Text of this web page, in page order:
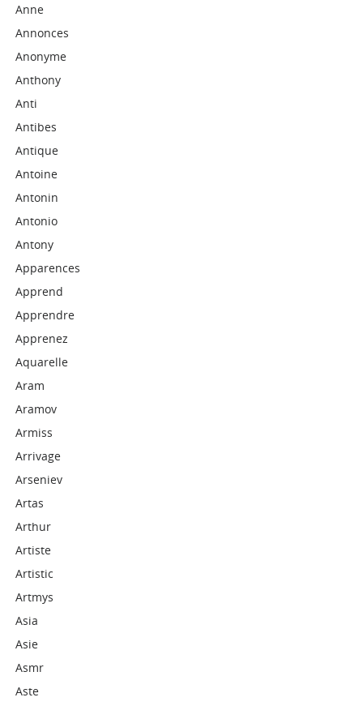
Anne
Annonces
Anonyme
Anthony
Anti
Antibes
Antique
Antoine
Antonin
Antonio
Antony
Apparences
Apprend
Apprendre
Apprenez
Aquarelle
Aram
Aramov
Armiss
Arrivage
Arseniev
Artas
Arthur
Artiste
Artistic
Artmys
Asia
Asie
Asmr
Aste